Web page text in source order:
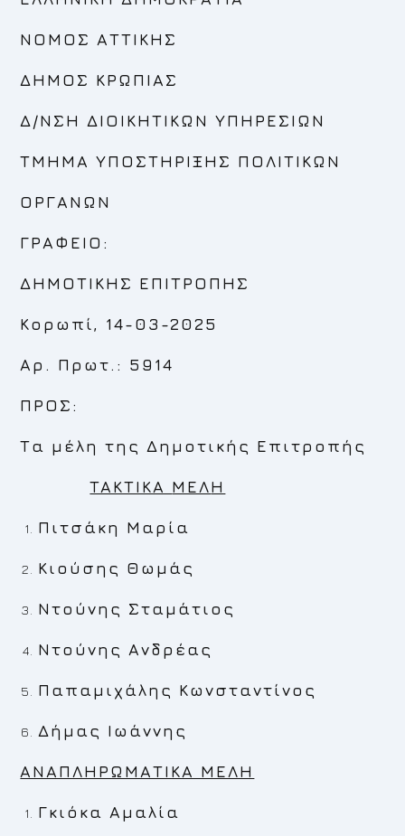
ΝΟΜΟΣ ΑΤΤΙΚΗΣ
ΔΗΜΟΣ ΚΡΩΠΙΑΣ
Δ/ΝΣΗ ΔΙΟΙΚΗΤΙΚΩΝ ΥΠΗΡΕΣΙΩΝ
ΤΜΗΜΑ ΥΠΟΣΤΗΡΙΞΗΣ ΠΟΛΙΤΙΚΩΝ
ΟΡΓΑΝΩΝ
ΓΡΑΦΕΙΟ:
ΔΗΜΟΤΙΚΗΣ ΕΠΙΤΡΟΠΗΣ
Κορωπί, 14-03-2025
Αρ. Πρωτ.: 5914
ΠΡΟΣ:
Τα μέλη της Δημοτικής Επιτροπής
TAKTIKA MEΛH
Πιτσάκη Μαρία
Κιούσης Θωμάς
Ντούνης Σταμάτιος
Ντούνης Ανδρέας
Παπαμιχάλης Κωνσταντίνος
Δήμας Ιωάννης
ΑΝΑΠΛΗΡΩΜΑΤΙΚΑ ΜΕΛΗ
Γκιόκα Αμαλία